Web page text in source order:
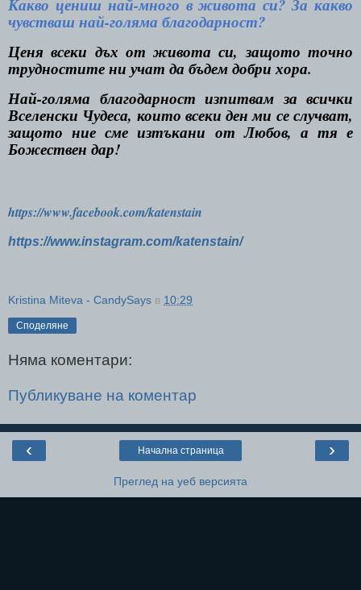
Какво цениш най-много в живота си? За какво
чувстваш най-голяма благодарност?
Ценя всеки дъх от живота си, защото точно
трудностите ни учат да бъдем добри хора.
Най-голяма благодарност изпитвам за всички
Вселенски Чудеса, които всеки ден ми се случват,
защото ние сме изтъкани от Любов, а тя е
Божествен дар!
https://www.facebook.com/katenstain
https://www.instagram.com/katenstain/
Kristina Miteva - CandySays в 10:29
Споделяне
Няма коментари:
Публикуване на коментар
‹ ›
Начална страница
Преглед на уеб версията